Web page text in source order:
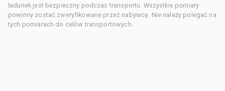
ładunek jest bezpieczny podczas transportu. Wszystkie pomiary
powinny zostać zweryfikowane przez nabywcę. Nie należy polegać na
tych pomiarach do celów transportowych.